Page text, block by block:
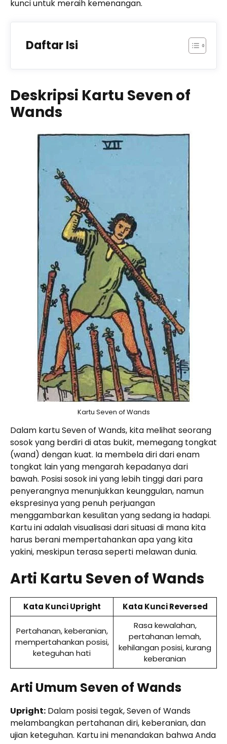
kunci untuk meraih kemenangan.
Daftar Isi
Deskripsi Kartu Seven of
Wands
Kartu Seven of Wands
Dalam kartu Seven of Wands, kita melihat seorang
sosok yang berdiri di atas bukit, memegang tongkat
(wand) dengan kuat. Ia membela diri dari enam
tongkat lain yang mengarah kepadanya dari
bawah. Posisi sosok ini yang lebih tinggi dari para
penyerangnya menunjukkan keunggulan, namun
ekspresinya yang penuh perjuangan
menggambarkan kesulitan yang sedang ia hadapi.
Kartu ini adalah visualisasi dari situasi di mana kita
harus berani mempertahankan apa yang kita
yakini, meskipun terasa seperti melawan dunia.
Arti Kartu Seven of Wands
Kata Kunci Upright Kata Kunci Reversed
Pertahanan, keberanian,
mempertahankan posisi,
keteguhan hati
Rasa kewalahan,
pertahanan lemah,
kehilangan posisi, kurang
keberanian
Arti Umum Seven of Wands
Upright: Dalam posisi tegak, Seven of Wands
melambangkan pertahanan diri, keberanian, dan
ujian keteguhan. Kartu ini menandakan bahwa Anda